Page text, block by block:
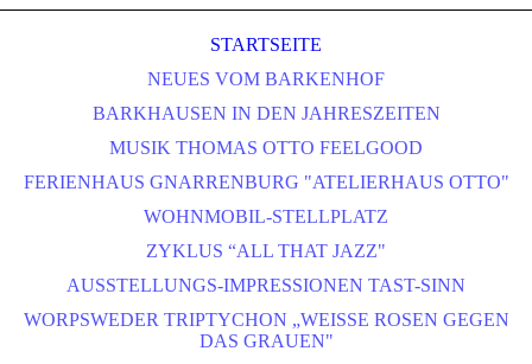
STARTSEITE
NEUES VOM BARKENHOF
BARKHAUSEN IN DEN JAHRESZEITEN
MUSIK THOMAS OTTO FEELGOOD
FERIENHAUS GNARRENBURG "ATELIERHAUS OTTO"
WOHNMOBIL-STELLPLATZ
ZYKLUS “ALL THAT JAZZ"
AUSSTELLUNGS-IMPRESSIONEN TAST-SINN
WORPSWEDER TRIPTYCHON „WEISSE ROSEN GEGEN D
AS GRAUEN"